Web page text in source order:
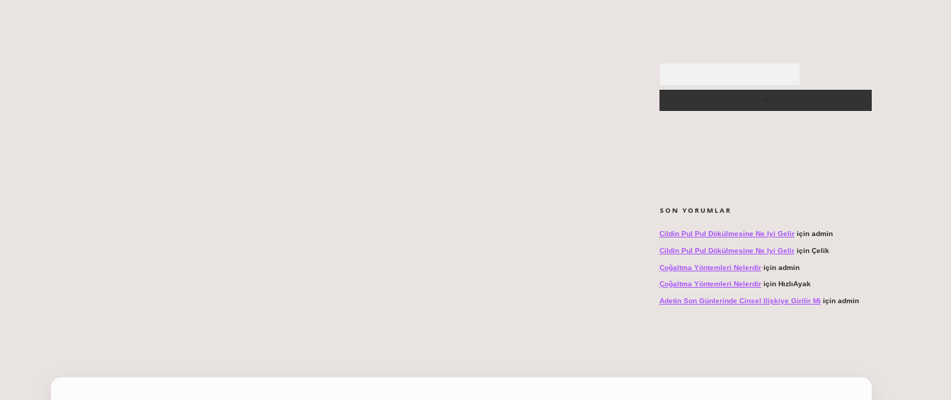
SON YORUMLAR
Cildin Pul Pul Dökülmesine Ne Iyi Geliriçin admin
Cildin Pul Pul Dökülmesine Ne Iyi Geliriçin Çelik
Çoğaltma Yöntemleri Nelerdiriçin admin
Çoğaltma Yöntemleri Nelerdiriçin HızlıAyak
Adetin Son Günlerinde Cinsel Ilişkiye Girilir Mi için admin